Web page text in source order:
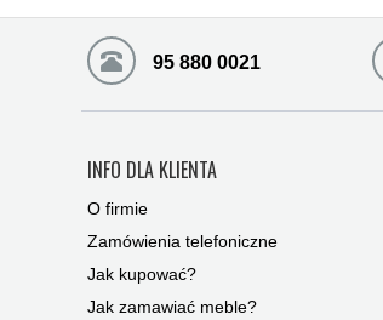
95 880 0021
INFO DLA KLIENTA
O firmie
Zamówienia telefoniczne
Jak kupować?
Jak zamawiać meble?